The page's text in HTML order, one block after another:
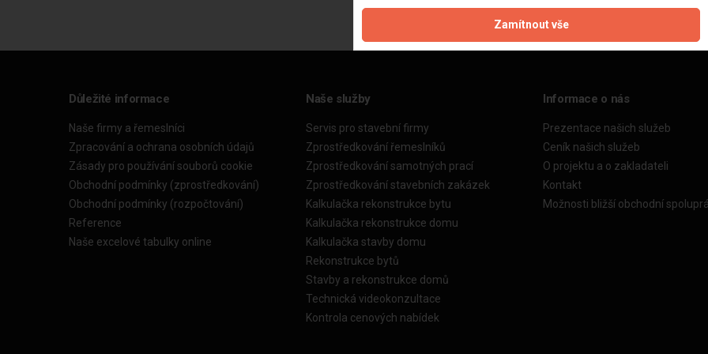
Důležité informace
Naše firmy a řemeslníci
Zpracování a ochrana osobních údajů
Zásady pro používání souborů cookie
Obchodní podmínky (zprostředkování)
Obchodní podmínky (rozpočtování)
Reference
Naše excelové tabulky online
Naše služby
Servis pro stavební firmy
Zprostředkování řemeslníků
Zprostředkování samotných prací
Zprostředkování stavebních zakázek
Kalkulačka rekonstrukce bytu
Kalkulačka rekonstrukce domu
Kalkulačka stavby domu
Rekonstrukce bytů
Stavby a rekonstrukce domů
Technická videokonzultace
Kontrola cenových nabídek
Informace o nás
Prezentace našich služeb
Ceník našich služeb
O projektu a o zakladateli
Kontakt
Možnosti bližší obchodní
Zamítnout vše